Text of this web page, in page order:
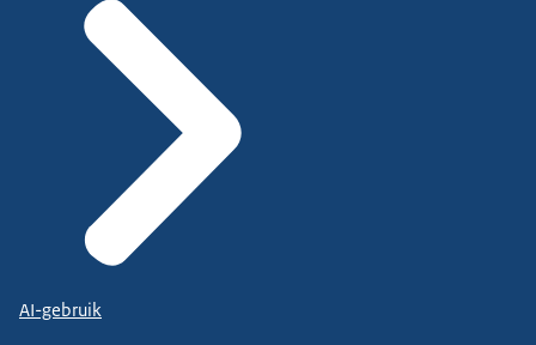
AI-gebruik